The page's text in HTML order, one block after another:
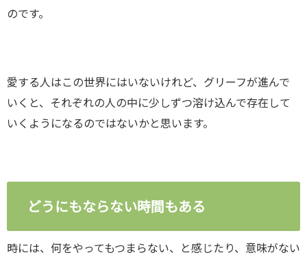
のです。
愛する人はこの世界にはいないけれど、グリーフが進んで
いくと、それぞれの人の中に少しずつ溶け込んで存在して
いくようになるのではないかと思います。
どうにもならない時間もある
時には、何をやってもつまらない、と感じたり、意味がない